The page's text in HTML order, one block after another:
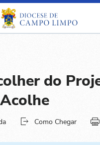
do
Como Chegar